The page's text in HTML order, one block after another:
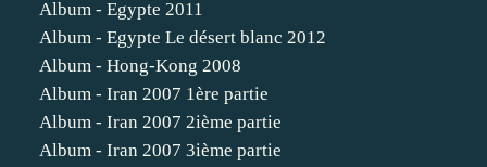
Album - Egypte 2011
Album - Egypte Le désert blanc 2012
Album - Hong-Kong 2008
Album - Iran 2007 1ère partie
Album - Iran 2007 2ième partie
Album - Iran 2007 3ième partie